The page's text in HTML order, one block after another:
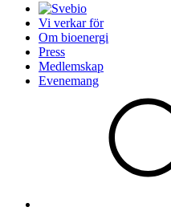
Vi verkar för
Om bioenergi
Press
Medlemskap
Evenemang